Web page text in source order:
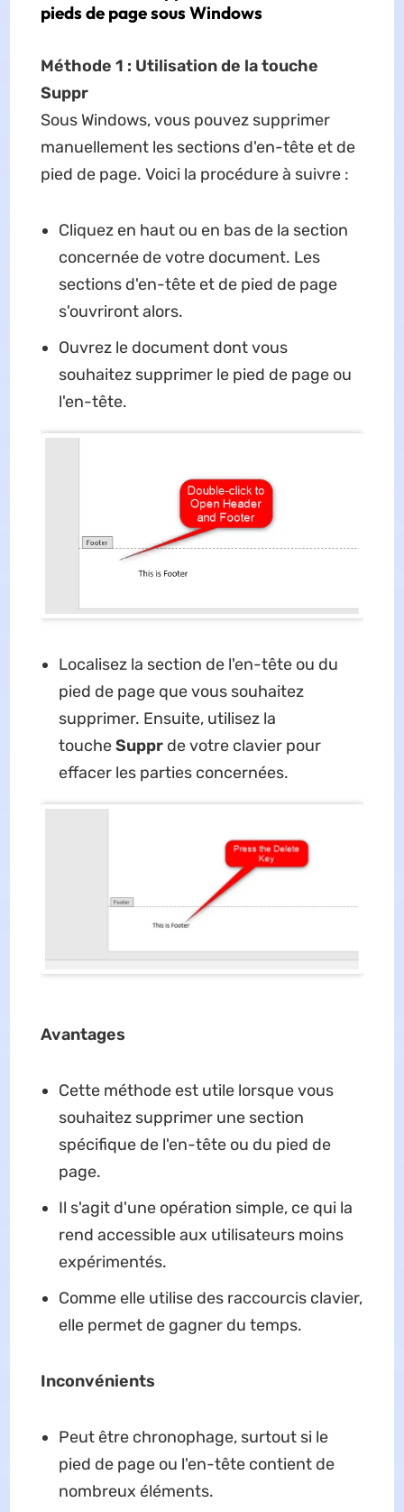
pieds de page sous Windows
Méthode 1 : Utilisation de la touche
Suppr
Sous Windows, vous pouvez supprimer
manuellement les sections d'en-tête et de
pied de page. Voici la procédure à suivre :
Cliquez en haut ou en bas de la section
concernée de votre document. Les
sections d'en-tête et de pied de page
s'ouvriront alors.
Ouvrez le document dont vous
souhaitez supprimer le pied de page ou
l'en-tête.
Localisez la section de l'en-tête ou du
pied de page que vous souhaitez
supprimer. Ensuite, utilisez la
toucheSupprde votre clavier pour
effacer les parties concernées.
Avantages
Cette méthode est utile lorsque vous
souhaitez supprimer une section
spécifique de l'en-tête ou du pied de
page.
Il s'agit d'une opération simple, ce qui la
rend accessible aux utilisateurs moins
expérimentés.
Comme elle utilise des raccourcis clavier,
elle permet de gagner du temps.
Inconvénients
Peut être chronophage, surtout si le
pied de page ou l'en-tête contient de
nombreux éléments.